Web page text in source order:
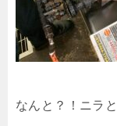
なんと？！ニラ